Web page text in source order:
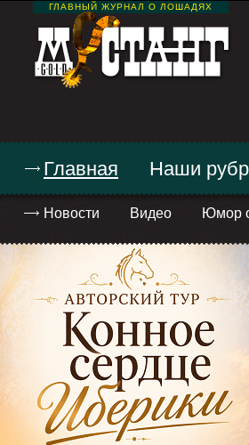
ГЛАВНЫЙ ЖУРНАЛ О ЛОШАДЯХ
Главная
Новости Видео Юмор
Наши